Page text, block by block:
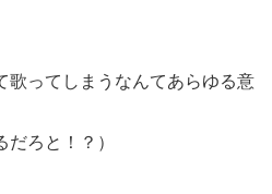
歌ってしまうなんてあらゆる意
だろと！？）